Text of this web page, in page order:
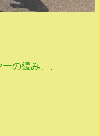
の緩み、、